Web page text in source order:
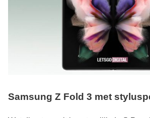
Samsung Z Fold 3 met